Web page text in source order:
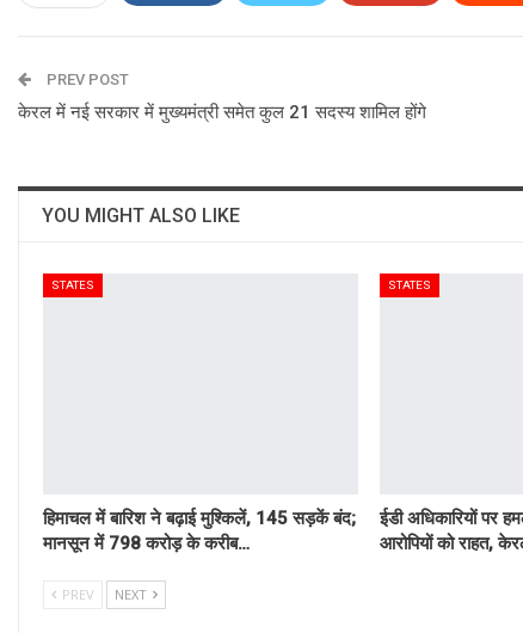
PREV POST
केरल में नई सरकार में मुख्यमंत्री समेत कुल 21 सदस्य शामिल होंगे
YOU MIGHT ALSO LIKE
STATES
हिमाचल में बारिश ने बढ़ाई मुश्किलें, 145 सड़कें बंद;
मानसून में 798 करोड़ के करीब…
STATES
ईडी अधिकारियों पर
आरोपियों को राहत,
PREV NEXT